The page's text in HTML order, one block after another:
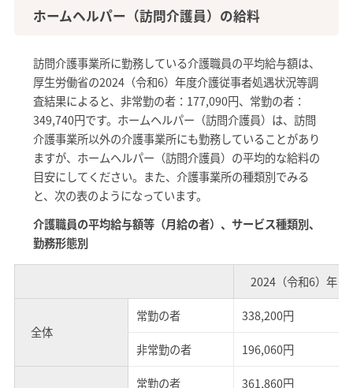
ホームヘルパー（訪問介護員）の給料
訪問介護事業所に勤務している介護職員の平均給与額は、
厚生労働省の2024（令和6）年度介護従事者処遇状況等調
査結果によると、非常勤の者：177,090円、常勤の者：
349,740円です。ホームヘルパー（訪問介護員）は、訪問
介護事業所以外の介護事業所にも勤務していることがあり
ますが、ホームヘルパー（訪問介護員）の平均的な給料の
目安にしてください。また、介護事業所の種類別でみる
と、次の表のようになっています。
介護職員の平均給与額等（月給の者）、サービス種類別、
勤務形態別
2024（令和6）年
全体
常勤の者
338,200円
非常勤の者
196,060円
常勤の者
361,860円